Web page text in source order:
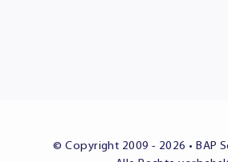
© Copyright 2009 - 2026 • BAP